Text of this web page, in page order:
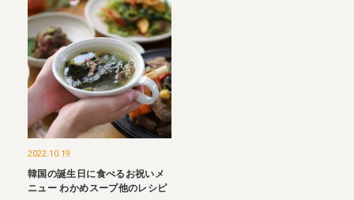
2022.10.19
韓国の誕生日に食べるお祝いメ
ニュー わかめスープ他のレシピ